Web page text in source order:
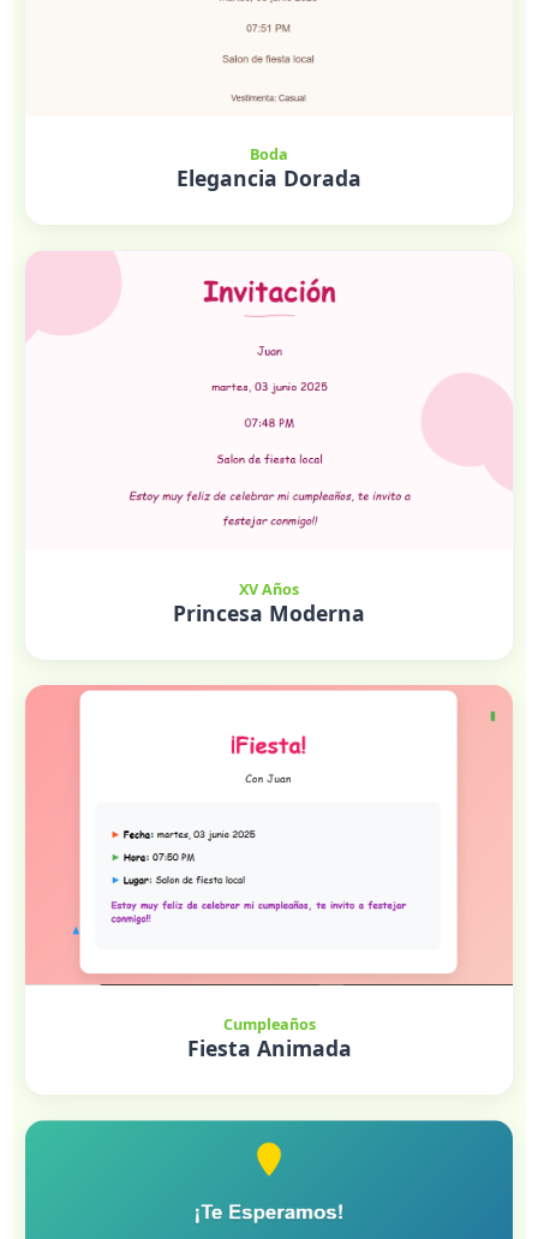
Boda
Elegancia Dorada
XV Años
Princesa Moderna
Cumpleaños
Fiesta Animada